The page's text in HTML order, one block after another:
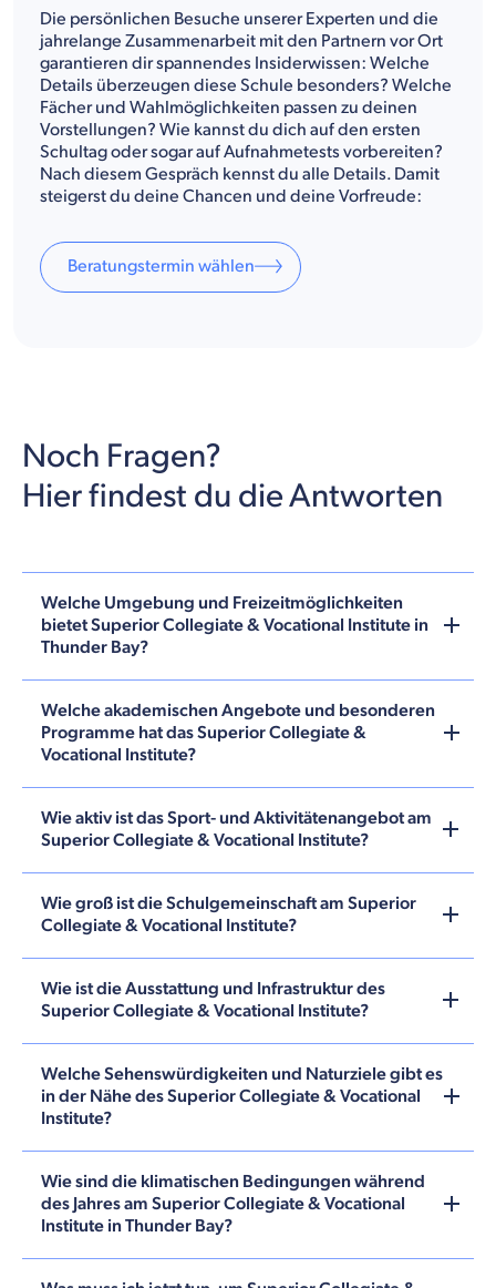
Die persönlichen Besuche unserer Experten und die
jahrelange Zusammenarbeit mit den Partnern vor Ort
garantieren dir spannendes Insiderwissen: Welche
Details überzeugen diese Schule besonders? Welche
Fächer und Wahlmöglichkeiten passen zu deinen
Vorstellungen? Wie kannst du dich auf den ersten
Schultag oder sogar auf Aufnahmetests vorbereiten?
Nach diesem Gespräch kennst du alle Details. Damit
steigerst du deine Chancen und deine Vorfreude:
Beratungstermin wählen
Noch Fragen?
Hier findest du die Antworten
Welche Umgebung und Freizeitmöglichkeiten
bietet Superior Collegiate & Vocational Institute in
Thunder Bay?
Welche akademischen Angebote und besonderen
Programme hat das Superior Collegiate &
Vocational Institute?
Wie aktiv ist das Sport- und Aktivitätenangebot am
Superior Collegiate & Vocational Institute?
Wie groß ist die Schulgemeinschaft am Superior
Collegiate & Vocational Institute?
Wie ist die Ausstattung und Infrastruktur des
Superior Collegiate & Vocational Institute?
Welche Sehenswürdigkeiten und Naturziele gibt es
in der Nähe des Superior Collegiate & Vocational
Institute?
Wie sind die klimatischen Bedingungen während
des Jahres am Superior Collegiate & Vocational
Institute in Thunder Bay?